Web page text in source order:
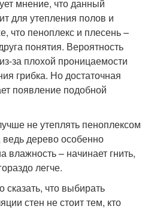
мнение, что данный
для утепления полов и
что пеноплекс и плесень –
понятия. Вероятность
за плохой проницаемости
грибка. Но достаточная
появление подобной
не утеплять пеноплексом
дерево особенно
влажность – начинает гнить,
легче.
что выбирать
стен не стоит тем, кто